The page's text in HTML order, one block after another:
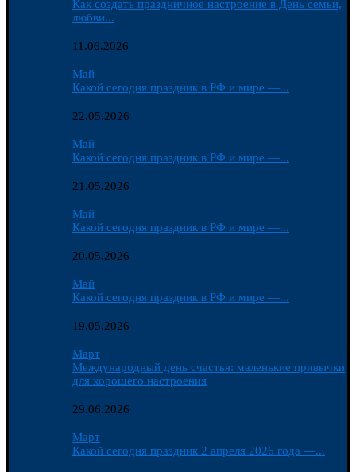
Как создать праздничное настроение в День семьи,
любви...
11.06.2026
Май
Какой сегодня праздник в РФ и мире —...
22.05.2026
Май
Какой сегодня праздник в РФ и мире —...
21.05.2026
Май
Какой сегодня праздник в РФ и мире —...
20.05.2026
Май
Какой сегодня праздник в РФ и мире —...
19.05.2026
Март
Международный день счастья: маленькие привычки
для хорошего настроения
29.06.2026
Март
Какой сегодня праздник 2 апреля 2026 года —...